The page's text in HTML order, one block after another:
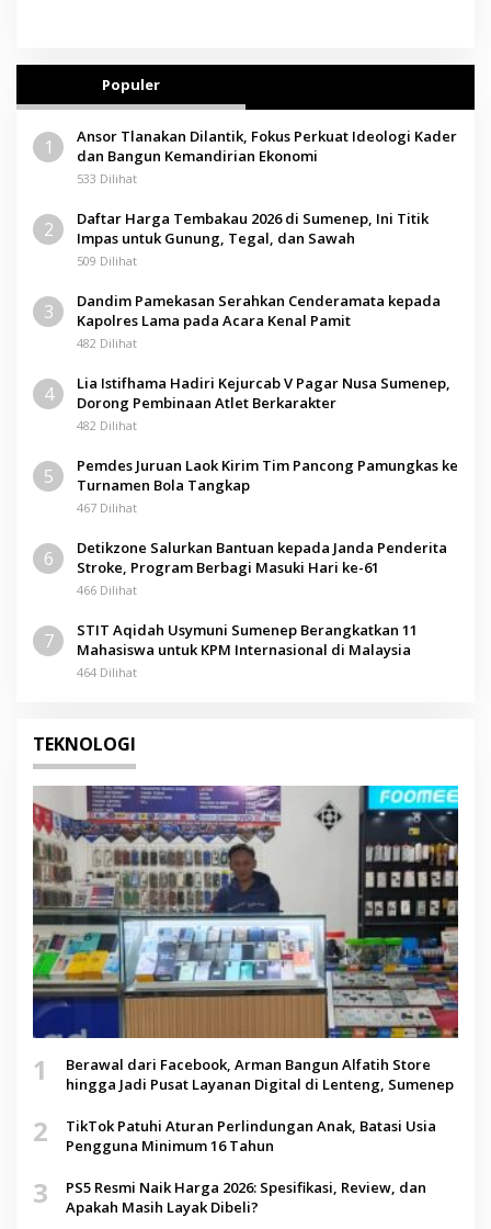
Populer
1
Ansor Tlanakan Dilantik, Fokus Perkuat Ideologi Kader
dan Bangun Kemandirian Ekonomi
533 Dilihat
2
Daftar Harga Tembakau 2026 di Sumenep, Ini Titik
Impas untuk Gunung, Tegal, dan Sawah
509 Dilihat
3
Dandim Pamekasan Serahkan Cenderamata kepada
Kapolres Lama pada Acara Kenal Pamit
482 Dilihat
4
Lia Istifhama Hadiri Kejurcab V Pagar Nusa Sumenep,
Dorong Pembinaan Atlet Berkarakter
482 Dilihat
5
Pemdes Juruan Laok Kirim Tim Pancong Pamungkas ke
Turnamen Bola Tangkap
467 Dilihat
6
Detikzone Salurkan Bantuan kepada Janda Penderita
Stroke, Program Berbagi Masuki Hari ke-61
466 Dilihat
7
STIT Aqidah Usymuni Sumenep Berangkatkan 11
Mahasiswa untuk KPM Internasional di Malaysia
464 Dilihat
TEKNOLOGI
1
Berawal dari Facebook, Arman Bangun Alfatih Store
hingga Jadi Pusat Layanan Digital di Lenteng, Sumenep
2
TikTok Patuhi Aturan Perlindungan Anak, Batasi Usia
Pengguna Minimum 16 Tahun
3
PS5 Resmi Naik Harga 2026: Spesifikasi, Review, dan
Apakah Masih Layak Dibeli?